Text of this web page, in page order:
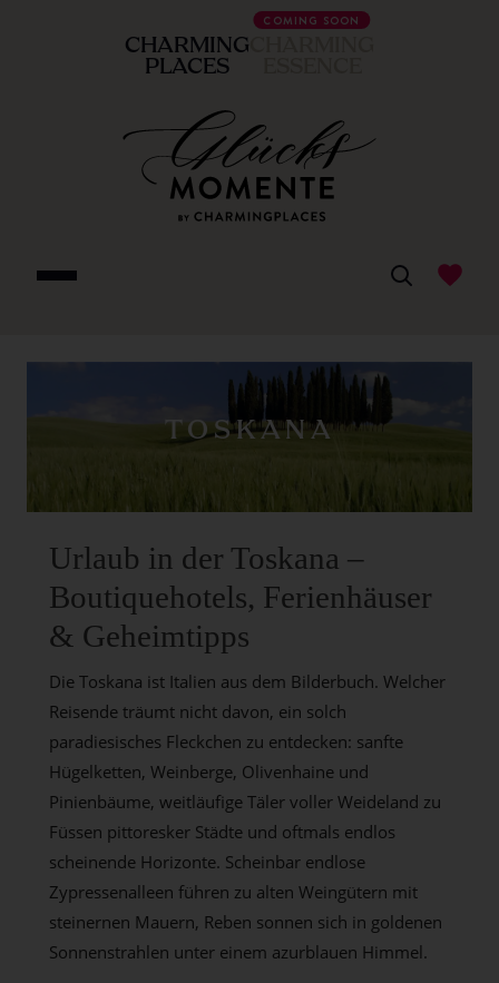
CHARMING
PLACES
COMING SOON
TOSKANA
Urlaub in der Toskana –
Boutiquehotels, Ferienhäuser
& Geheimtipps
Die Toskana ist Italien aus dem Bilderbuch. Welcher
Reisende träumt nicht davon, ein solch
paradiesisches Fleckchen zu entdecken: sanfte
Hügelketten, Weinberge, Olivenhaine und
Pinienbäume, weitläufige Täler voller Weideland zu
Füssen pittoresker Städte und oftmals endlos
scheinende Horizonte. Scheinbar endlose
Zypressenalleen führen zu alten Weingütern mit
steinernen Mauern, Reben sonnen sich in goldenen
Sonnenstrahlen unter einem azurblauen Himmel.